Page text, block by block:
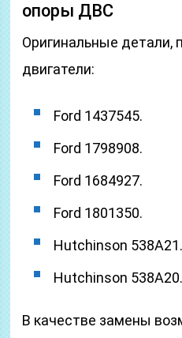
опоры ДВС
Оригинальные детали,
двигатели:
Ford 1437545.
Ford 1798908.
Ford 1684927.
Ford 1801350.
Hutchinson 538A21.
Hutchinson 538A20.
В качестве замены